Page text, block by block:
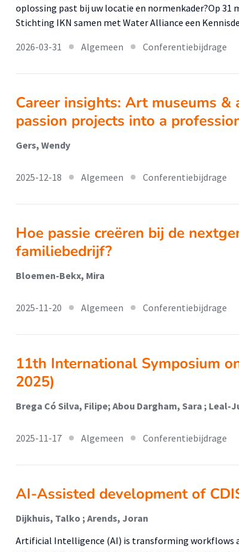
oplossing past bij uw locatie en normenkader?Op 31
Stichting IKN samen met Water Alliance een
2026-03-31
Algemeen Conferentiebijdrage
Career insights: Art museums &
passion projects into a
Gers, Wendy
2025-12-18 Algemeen Conferentiebijdrage
Hoe passie creëren bij de
familiebedrijf?
Bloemen-Bekx, Mira
2025-11-20 Algemeen Conferentiebijdrage
11th International Symposium
2025)
2025-11-17 Algemeen Conferentiebijdrage
AI-Assisted development of
Dijkhuis, Talko ; Arends, Joran
Artificial Intelligence (AI) is transforming workflows